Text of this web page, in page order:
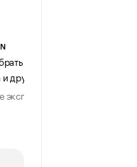
журнальный столик:
другие ключевые параметры